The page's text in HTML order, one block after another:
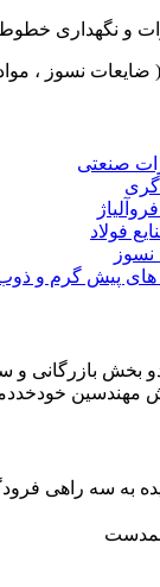
و نگهداری خطوط
ضایعات نسوز ،
صنعتی
گری
فولاد
پیش گرم و
بازرگانی و
مهندسین
به سه راهی